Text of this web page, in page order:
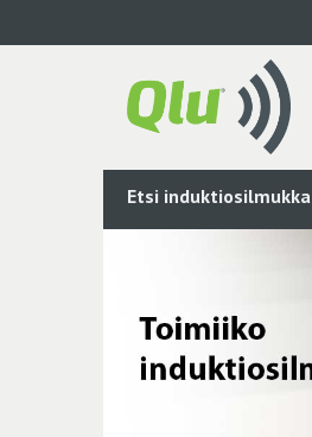
Etsi induktiosilmukka